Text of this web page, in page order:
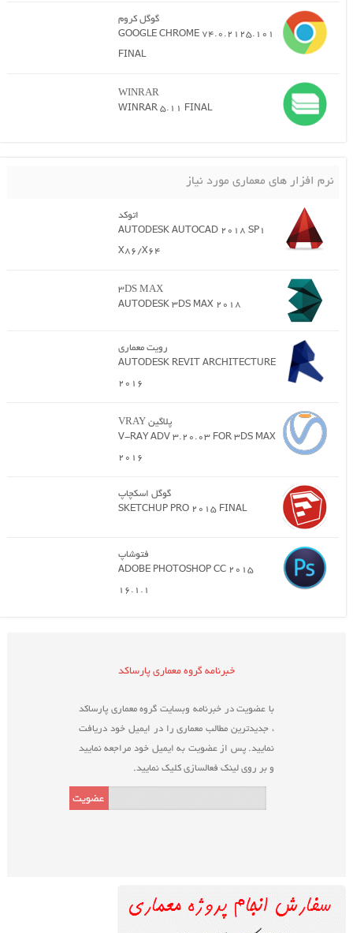
گوگل کروم
GOOGLE CHROME 74.0.2125.101
FINAL
WINRAR
WINRAR 5.11 FINAL
نرم افزار های معماری مورد نیاز
اتوکد
AUTODESK AUTOCAD 2018 SP1
X86/X64
3DS MAX
AUTODESK 3DS MAX 2018
رویت معماری
AUTODESK REVIT ARCHITECTURE
2016
پلاگین VRAY
V-RAY ADV 3.20.03 FOR 3DS MAX
2016
گوگل اسکچاپ
SKETCHUP PRO 2015 FINAL
فتوشاپ
ADOBE PHOTOSHOP CC 2015
16.1.1
خبرنامه گروه معماری پارساکد
با عضویت در خبرنامه وبسایت گروه معماری پارساکد
، جدیدترین مطالب معماری را در ایمیل خود دریافت
نمایید. پس از عضویت به ایمیل خود مراجعه نمایید
و بر روی لینک فعالسازی کلیک نمایید.